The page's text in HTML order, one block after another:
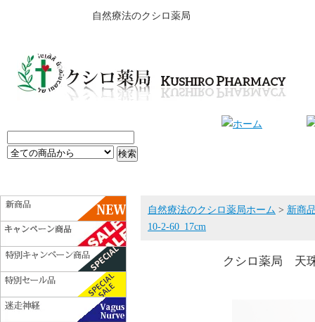
自然療法のクシロ薬局
自然療法のクシロ薬局ホーム > 新商
10-2-60_17cm
クシロ薬局 天